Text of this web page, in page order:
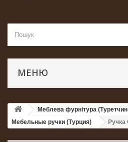
МЕНЮ
Меблева фурнітура
Мебельные ручки (Турция)
Ручка